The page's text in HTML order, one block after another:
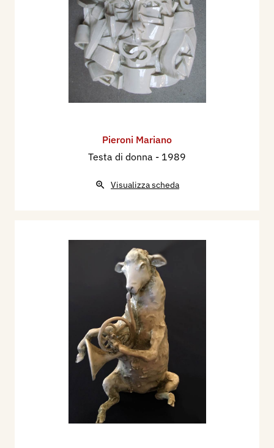
Pieroni Mariano
Testa di donna - 1989
Visualizza scheda